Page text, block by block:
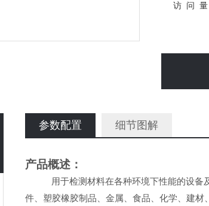
访 问 量
参数配置 细节图解
产品概述：
用于检测材料在各种环境下性能的设
件、塑胶橡胶制品、金属、食品、化学、建材